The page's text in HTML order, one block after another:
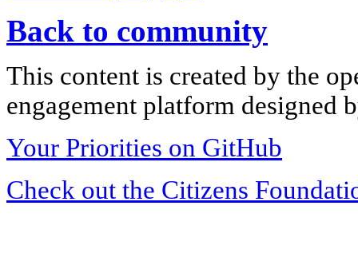
Back to community
This content is created by the
engagement platform designed
Your Priorities on GitHub
Check out the Citizens